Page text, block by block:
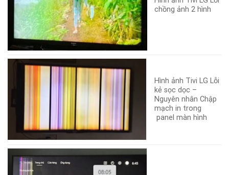
chồng ảnh 2 hình
Hình ảnh Tivi LG Lỗi
kẻ sọc dọc –
Nguyên nhân Chập
mạch in trong
panel màn hình